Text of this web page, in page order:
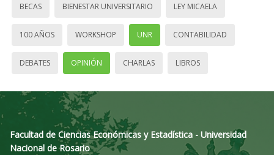
BECAS BIENESTAR UNIVERSITARIO LEY MICAELA
100 AÑOS WORKSHOP UNR CONTABILIDAD
DEBATES OPINIÓN CHARLAS LIBROS
Facultad de Ciencias Económicas y Estadística - Universidad
Nacional de Rosario